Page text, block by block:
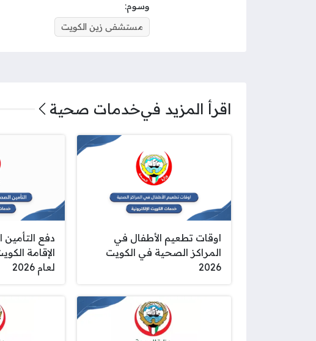
وسوم:
مستشفى زين الكويت
اقرأ المزيد فيخدمات صحية
اوقات تطعيم الأطفال في
المراكز الصحية في الكويت
2026
دفع
الإقامة
لعام 2026